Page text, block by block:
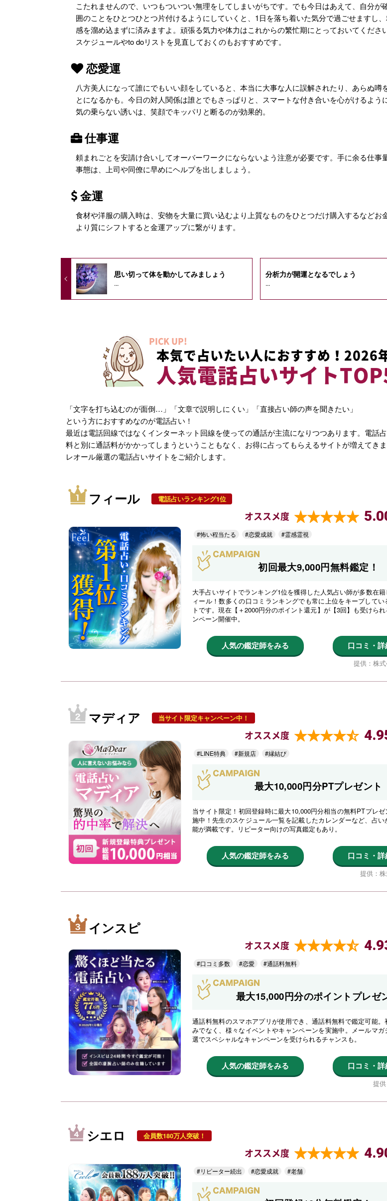
こたれませんので、いつもついつい無理をしてしまいがちです。でも今日はあえて、自分が
囲のことをひとつひとつ片付けるようにしていくと、1日を落ち着いた気分で過ごせますし
感を溜め込まずに済みますよ。頑張る気力や体力はこれからの繁忙期にとっておいてくださ
スケジュールやto doリストを見直しておくのもおすすめです。
恋愛運
八方美人になって誰にでもいい顔をしていると、本当に大事な人に誤解されたり、あらぬ噂
とになるかも。今日の対人関係は誰とでもさっぱりと、スマートな付き合いを心がけるよう
気の乗らない誘いは、笑顔でキッパリと断るのが効果的。
仕事運
頼まれごとを安請け合いしてオーバーワークにならないよう注意が必要です。手に余る仕事
事態は、上司や同僚に早めにヘルプを出しましょう。
金運
食材や洋服の購入時は、安物を大量に買い込むより上質なものをひとつだけ購入するなどお
より質にシフトすると金運アップに繋がります。
思い切って体を動かしてみましょう
...
分析力が開運となるでしょう
...
PICK UP!
本気で占いたい人におすすめ！2026
人気電話占いサイト
「文字を打ち込むのが面倒…」「文章で説明しにくい」「直接占い師の声を聞きたい」
という方におすすめなのが電話占い！
最近は電話回線ではなくインターネット回線を使っての通話が主流になりつつあります。電話
料と別に通話料がかかってしまうということもなく、お得に占ってもらえるサイトが増えてき
レオール厳選の電話占いサイトをご紹介します。
フィール 電話占いランキング1位
オススメ度
#怖い程当たる #恋愛成就 #霊感霊視
初回最大9,000円無料鑑定！
大手占いサイトでランキング1位を獲得した人気占い師が多数在
ィール！数多くの口コミランキングでも常に上位をキープして
トです。現在【＋2000円分のポイント還元】が【3回】も受けら
ンペーン開催中。
人気の鑑定師をみる 口コミ・
提供：株
マディア 当サイト限定キャンペーン中！
オススメ度
#LINE特典 #新規店 #縁結び
最大10,000円分PTプレゼント
当サイト限定！初回登録時に最大10,000円分相当の無料PTプレ
施中！先生のスケジュール一覧を記載したカレンダーなど、占
能が満載です。リピーター向けの写真鑑定もあり。
人気の鑑定師をみる 口コミ・
提供：
インスピ
オススメ度
#口コミ多数 #恋愛 #通話料無料
最大15,000円分のポイントプレゼ
通話料無料のスマホアプリが使用でき、通話料無料で鑑定可能
みでなく、様々なイベントやキャンペーンを実施中。メールマ
選でスペシャルなキャンペーンを受けられるチャンスも。
人気の鑑定師をみる 口コミ・
提
シエロ 会員数180万人突破！
オススメ度
#リピーター続出 #恋愛成就 #老舗